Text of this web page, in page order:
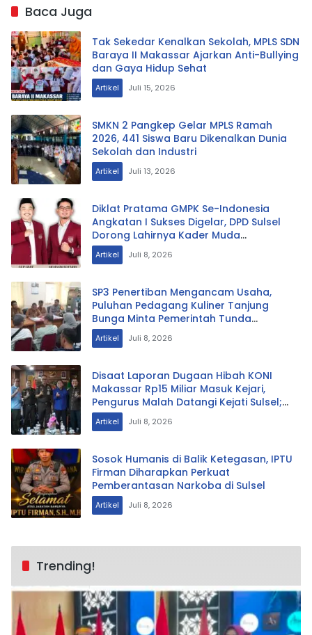
Baca Juga
Tak Sekedar Kenalkan Sekolah, MPLS SDN
Baraya II Makassar Ajarkan Anti-Bullying
dan Gaya Hidup Sehat
Artikel Juli 15, 2026
SMKN 2 Pangkep Gelar MPLS Ramah
2026, 441 Siswa Baru Dikenalkan Dunia
Sekolah dan Industri
Artikel Juli 13, 2026
Diklat Pratama GMPK Se-Indonesia
Angkatan I Sukses Digelar, DPD Sulsel
Dorong Lahirnya Kader Muda
Berintegritas
Artikel Juli 8, 2026
SP3 Penertiban Mengancam Usaha,
Puluhan Pedagang Kuliner Tanjung
Bunga Minta Pemerintah Tunda
Pembongkaran
Artikel Juli 8, 2026
Disaat Laporan Dugaan Hibah KONI
Makassar Rp15 Miliar Masuk Kejari,
Pengurus Malah Datangi Kejati Sulsel;
Ada Apa.?
Artikel Juli 8, 2026
Sosok Humanis di Balik Ketegasan, IPTU
Firman Diharapkan Perkuat
Pemberantasan Narkoba di Sulsel
Artikel Juli 8, 2026
Trending!